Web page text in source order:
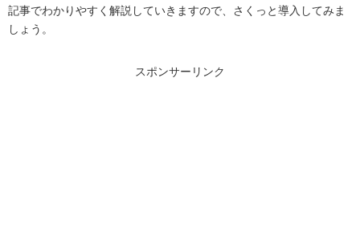
記事でわかりやすく解説していきますので、さくっと導入してみま
しょう。
スポンサーリンク